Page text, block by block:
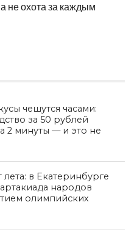
не охота за каждым
чешутся часами:
за 50 рублей
2 минуты — и это не
лета: в Екатеринбурге
народов
олимпийских